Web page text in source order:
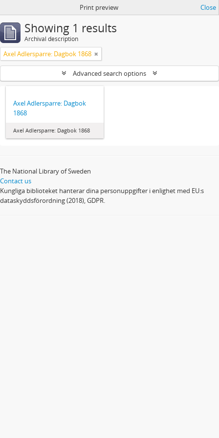
Print preview Close
Showing 1 results
Archival description
Axel Adlersparre: Dagbok 1868
Advanced search options
Axel Adlersparre: Dagbok
1868
Axel Adlersparre: Dagbok 1868
The National Library of Sweden
Contact us
Kungliga biblioteket hanterar dina personuppgifter i enlighet med EU:s
dataskyddsförordning (2018), GDPR.